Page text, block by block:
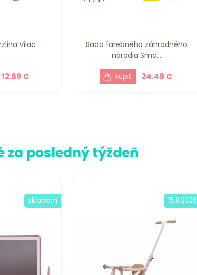
Vilac
12.69 €
Sada farebného záhradného
náradia Sma...
24.49 €
za posledný týždeň
skladom 15.8.2026